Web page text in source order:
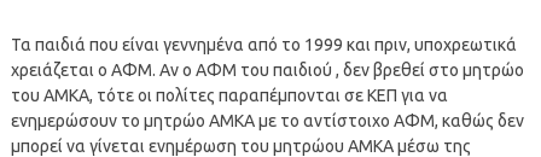
Τα παιδιά που είναι γεννημένα από το 1999 και πριν, υποχρεωτικά
χρειάζεται ο ΑΦΜ. Αν ο ΑΦΜ του παιδιού , δεν βρεθεί στο μητρώο
του ΑΜΚΑ, τότε οι πολίτες παραπέμπονται σε ΚΕΠ για να
ενημερώσουν το μητρώο ΑΜΚΑ με το αντίστοιχο ΑΦΜ, καθώς δεν
μπορεί να γίνεται ενημέρωση του μητρώου ΑΜΚΑ μέσω της